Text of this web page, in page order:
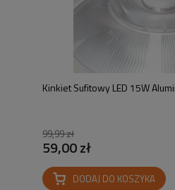
Kinkiet Sufitowy LED 15W
99,99 zł
59,00 zł
DODAJ DO KOSZYKA